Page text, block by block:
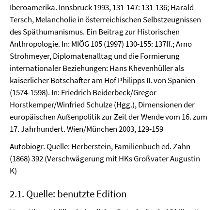
Iberoamerika. Innsbruck 1993, 131-147: 131-136; Harald
Tersch, Melancholie in österreichischen Selbstzeugnissen
des Späthumanismus. Ein Beitrag zur Historischen
Anthropologie. In: MIÖG 105 (1997) 130-155: 137ff.; Arno
Strohmeyer, Diplomatenalltag und die Formierung
internationaler Beziehungen: Hans Khevenhüller als
kaiserlicher Botschafter am Hof Philipps II. von Spanien
(1574-1598). In: Friedrich Beiderbeck/Gregor
Horstkemper/Winfried Schulze (Hgg.), Dimensionen der
europäischen Außenpolitik zur Zeit der Wende vom 16. zum
17. Jahrhundert. Wien/München 2003, 129-159
Autobiogr. Quelle: Herberstein, Familienbuch ed. Zahn
(1868) 392 (Verschwägerung mit HKs Großvater Augustin
K)
2.1. Quelle: benutzte Edition